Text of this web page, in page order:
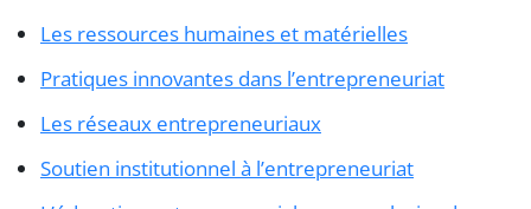
Les ressources humaines et matérielles
Pratiques innovantes dans l’entrepreneuriat
Les réseaux entrepreneuriaux
Soutien institutionnel à l’entrepreneuriat